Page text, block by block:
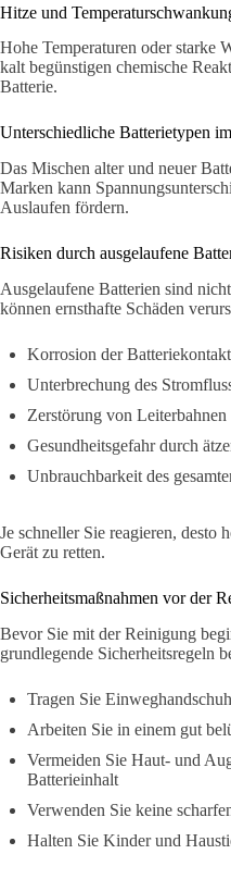
Hitze und
Hohe Temperaturen oder starke
kalt begünstigen chemische
Batterie.
Unterschiedliche Batterietypen
Das Mischen alter und neuer
Marken kann
Auslaufen fördern.
Risiken durch ausgelaufene
Ausgelaufene Batterien sind
können ernsthafte Schäden
Korrosion der
Unterbrechung des
Zerstörung von Leiterbahnen
Gesundheitsgefahr durch
Unbrauchbarkeit des
Je schneller Sie reagieren, desto
Gerät zu retten.
Sicherheitsmaßnahmen vor der
Bevor Sie mit der Reinigung
grundlegende Sicherheitsregeln
Tragen Sie
Arbeiten Sie in einem gut
Vermeiden Sie Haut- und
Batterieinhalt
Verwenden Sie keine
Halten Sie Kinder und